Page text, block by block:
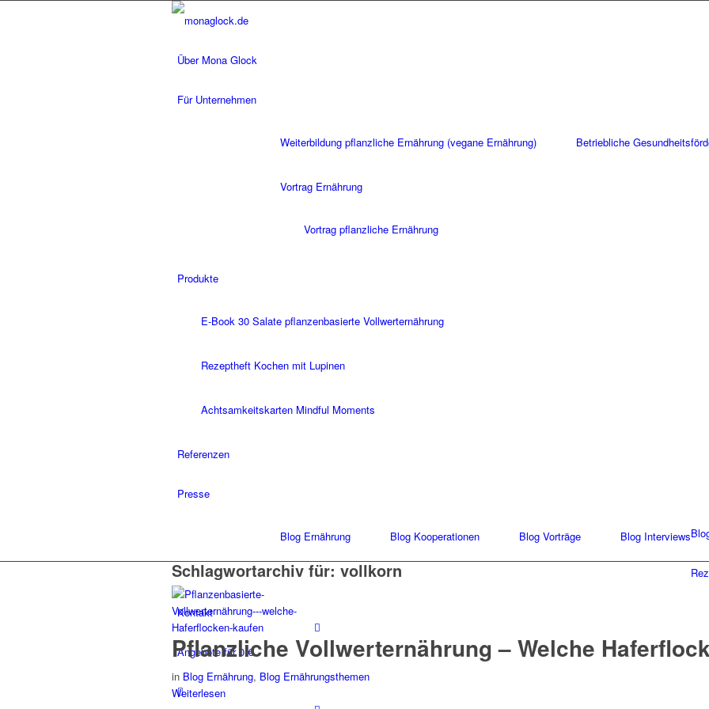
Über Mona Glock
Für Unternehmen
Weiterbildung pflanzliche Ernährung (vegane Ernährung) Betriebliche
Vortrag Ernährung
Vortrag pflanzliche Ernährung
Produkte
E-Book 30 Salate pflanzenbasierte Vollwerternährung
Rezeptheft Kochen mit Lupinen
Achtsamkeitskarten Mindful Moments
Referenzen
Presse
Blog Ernährung Blog Kooperationen Blog Vorträge Blog Interviews
Kontakt
Angebote für 0 €
Schlagwortarchiv für: vollkorn
Pflanzliche Vollwerternährung – Welche
in Blog Ernährung, Blog Ernährungsthemen
Weiterlesen